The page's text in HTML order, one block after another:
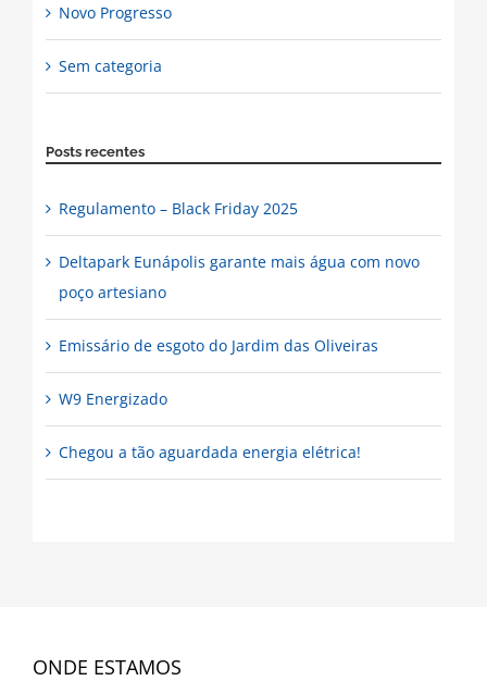
Novo Progresso
Sem categoria
Posts recentes
Regulamento – Black Friday 2025
Deltapark Eunápolis garante mais água com novo
poço artesiano
Emissário de esgoto do Jardim das Oliveiras
W9 Energizado
Chegou a tão aguardada energia elétrica!
ONDE ESTAMOS